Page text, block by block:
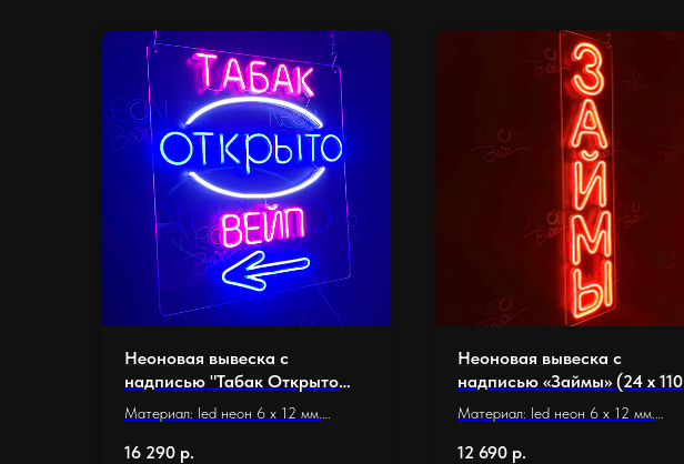
Неоновая вывеска с
надписью "Табак Открыто
Вейп» и со стрелкой (54 х 60
см.)
Материал: led неон 6 x 12 мм.
Длина неона: 4,6 м.
16 290 р.
Неоновая вывеска с
надписью «Займы» (24 х 110
см.)
Материал: led неон 6 x 12 мм.
Размер основания 24 х 110 см.
12 690 р.